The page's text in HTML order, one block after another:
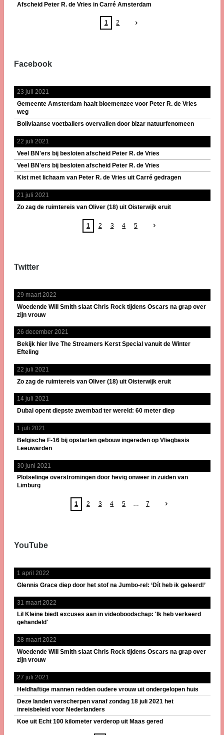
Afscheid Peter R. de Vries in Carré Amsterdam
1 2
Facebook
23 juli 2021
Gemeente Amsterdam haalt bloemenzee voor Peter R. de Vries
weg
Boliviaanse voetballers overvallen door bizar natuurfenomeen
22 juli 2021
Veel BN'ers bij besloten afscheid Peter R. de Vries
Veel BN'ers bij besloten afscheid Peter R. de Vries
Kist met lichaam van Peter R. de Vries uit Carré gedragen
21 juli 2021
Zo zag de ruimtereis van Oliver (18) uit Oisterwijk eruit
1 2 3 4 5
Twitter
29 maart 2022
Woedende Will Smith slaat Chris Rock tijdens Oscars na grap over
zijn vrouw
26 december 2021
Bekijk hier live The Streamers Kerst Special vanuit de Winter
Efteling
22 juli 2021
Zo zag de ruimtereis van Oliver (18) uit Oisterwijk eruit
14 juli 2021
Dubai opent diepste zwembad ter wereld: 60 meter diep
1 juli 2021
Belgische F-16 bij opstarten gebouw ingereden op Vliegbasis
Leeuwarden
30 juni 2021
Plotselinge overstromingen door hevig onweer in zuiden van
Limburg
1 2 3 4 5 7
YouTube
1 april 2022
Glennis Grace diep door het stof na Jumbo-rel: ‘Dít heb ik geleerd!’
31 maart 2022
Lil Kleine biedt excuses aan in videoboodschap: 'Ik heb verkeerd
gehandeld'
28 maart 2022
Woedende Will Smith slaat Chris Rock tijdens Oscars na grap over
zijn vrouw
27 juli 2021
Heldhaftige mannen redden oudere vrouw uit ondergelopen huis
Deze landen verscherpen vanaf zondag 18 juli 2021 het
inreisbeleid voor Nederlanders
Koe uit Echt 100 kilometer verderop uit Maas gered